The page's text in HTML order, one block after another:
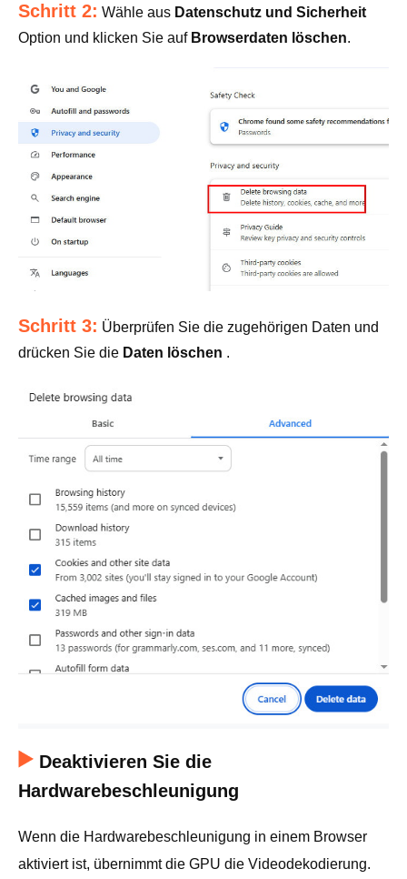
Schritt 2: Wähle aus Datenschutz und Sicherheit
Option und klicken Sie auf Browserdaten löschen.
Schritt 3: Überprüfen Sie die zugehörigen Daten und
drücken Sie die Daten löschen .
Deaktivieren Sie die
Hardwarebeschleunigung
Wenn die Hardwarebeschleunigung in einem Browser
aktiviert ist, übernimmt die GPU die Videodekodierung.